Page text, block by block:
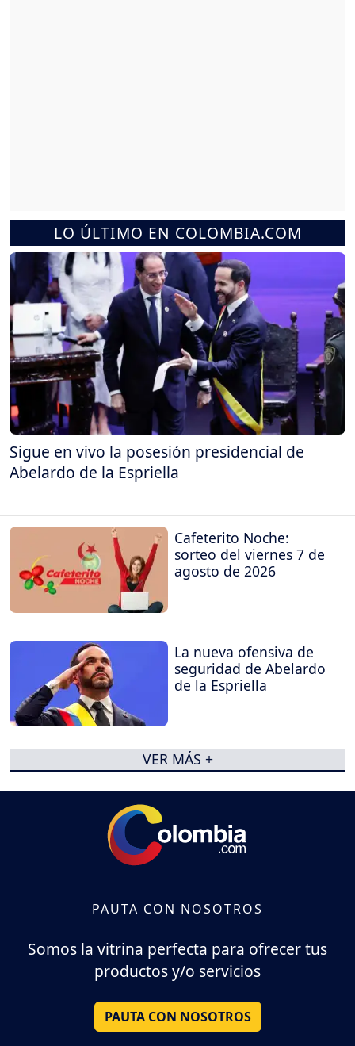
LO ÚLTIMO EN COLOMBIA.COM
Sigue en vivo la posesión presidencial de
Abelardo de la Espriella
Cafeterito Noche:
sorteo del viernes 7 de
agosto de 2026
La nueva ofensiva de
seguridad de Abelardo
de la Espriella
VER MÁS +
PAUTA CON NOSOTROS
Somos la vitrina perfecta para ofrecer tus
productos y/o servicios
PAUTA CON NOSOTROS